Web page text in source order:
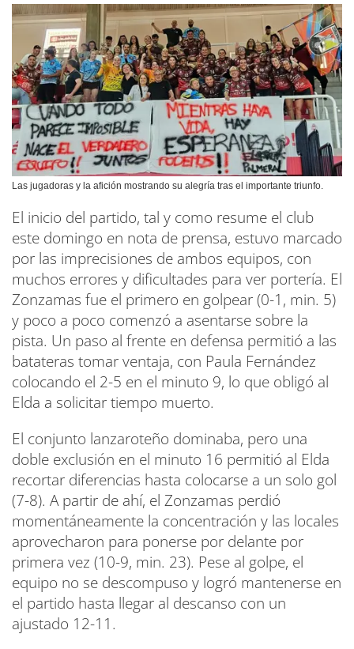
Las jugadoras y la afición mostrando su alegría tras el importante triunfo.
El inicio del partido, tal y como resume el club
este domingo en nota de prensa, estuvo marcado
por las imprecisiones de ambos equipos, con
muchos errores y dificultades para ver portería. El
Zonzamas fue el primero en golpear (0-1, min. 5)
y poco a poco comenzó a asentarse sobre la
pista. Un paso al frente en defensa permitió a las
batateras tomar ventaja, con Paula Fernández
colocando el 2-5 en el minuto 9, lo que obligó al
Elda a solicitar tiempo muerto.
El conjunto lanzaroteño dominaba, pero una
doble exclusión en el minuto 16 permitió al Elda
recortar diferencias hasta colocarse a un solo gol
(7-8). A partir de ahí, el Zonzamas perdió
momentáneamente la concentración y las locales
aprovecharon para ponerse por delante por
primera vez (10-9, min. 23). Pese al golpe, el
equipo no se descompuso y logró mantenerse en
el partido hasta llegar al descanso con un
ajustado 12-11.